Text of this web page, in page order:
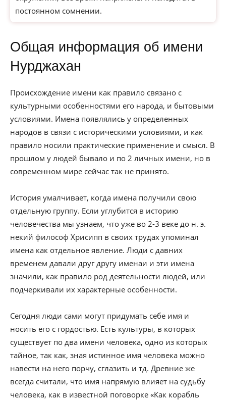
постоянном сомнении.
Общая информация об имени
Нурджахан
Происхождение имени как правило связано с
культурными особенностями его народа, и бытовыми
условиями. Имена появлялись у определенных
народов в связи с историческими условиями, и как
правило носили практические применение и смысл. В
прошлом у людей бывало и по 2 личных имени, но в
современном мире сейчас так не принято.
История умалчивает, когда имена получили свою
отдельную группу. Если углубится в историю
человечества мы узнаем, что уже во 2-3 веке до н. э.
некий философ Хрисипп в своих трудах упоминал
имена как отдельное явление. Люди с давних
временем давали друг другу именаи и эти имена
значили, как правило род деятельности людей, или
подчеркивали их характерные особенности.
Сегодня люди сами могут придумать себе имя и
носить его с гордостью. Есть культуры, в которых
существует по два имени человека, одно из которых
тайное, так как, зная истинное имя человека можно
навести на него порчу, сглазить и тд. Древние же
всегда считали, что имя напрямую влияет на судьбу
человека, как в известной поговорке «Как корабль